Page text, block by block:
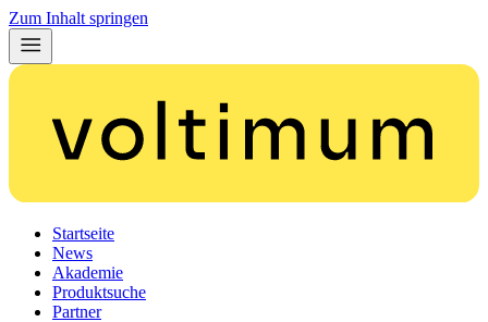
Zum Inhalt springen
Startseite
News
Akademie
Produktsuche
Partner